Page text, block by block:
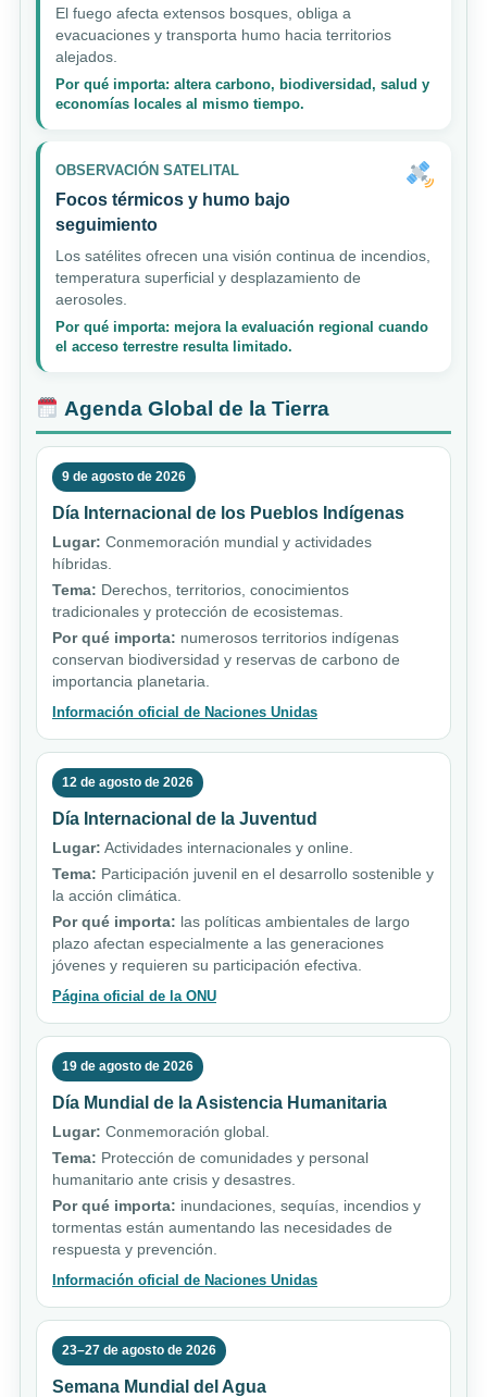
El fuego afecta extensos bosques, obliga a
evacuaciones y transporta humo hacia territorios
alejados.
Por qué importa: altera carbono, biodiversidad, salud y
economías locales al mismo tiempo.
OBSERVACIÓN SATELITAL
Focos térmicos y humo bajo
seguimiento
Los satélites ofrecen una visión continua de incendios,
temperatura superficial y desplazamiento de
aerosoles.
Por qué importa: mejora la evaluación regional cuando
el acceso terrestre resulta limitado.
Agenda Global de la Tierra
9 de agosto de 2026
Día Internacional de los Pueblos Indígenas
Lugar: Conmemoración mundial y actividades
híbridas.
Tema: Derechos, territorios, conocimientos
tradicionales y protección de ecosistemas.
Por qué importa: numerosos territorios indígenas
conservan biodiversidad y reservas de carbono de
importancia planetaria.
Información oficial de Naciones Unidas
12 de agosto de 2026
Día Internacional de la Juventud
Lugar: Actividades internacionales y online.
Tema: Participación juvenil en el desarrollo sostenible y
la acción climática.
Por qué importa: las políticas ambientales de largo
plazo afectan especialmente a las generaciones
jóvenes y requieren su participación efectiva.
Página oficial de la ONU
19 de agosto de 2026
Día Mundial de la Asistencia Humanitaria
Lugar: Conmemoración global.
Tema: Protección de comunidades y personal
humanitario ante crisis y desastres.
Por qué importa: inundaciones, sequías, incendios y
tormentas están aumentando las necesidades de
respuesta y prevención.
Información oficial de Naciones Unidas
23–27 de agosto de 2026
Semana Mundial del Agua